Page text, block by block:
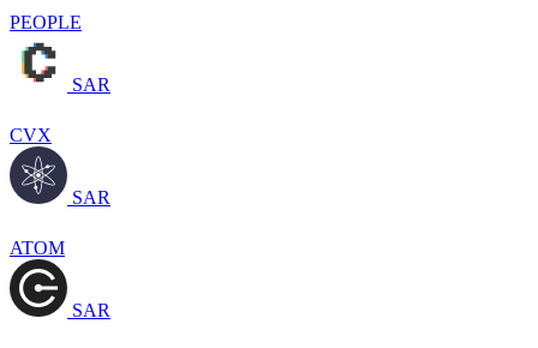
PEOPLE
SAR
CVX
SAR
ATOM
SAR